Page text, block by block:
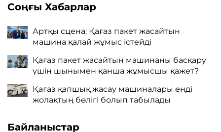
Соңғы Хабарлар
Артқы сцена: Қағаз пакет жасайтын
машина қалай жұмыс істейді
Қағаз пакет жасайтын машинаны басқару
үшін шынымен қанша жұмысшы қажет?
Қағаз қапшық жасау машиналары енді
жолақтың бөлігі болып табылады
Байланыстар